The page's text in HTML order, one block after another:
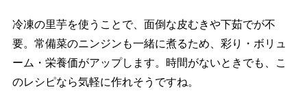
冷凍の里芋を使うことで、面倒な皮むきや下茹でが不
要。常備菜のニンジンも一緒に煮るため、彩り・ボリュ
ーム・栄養価がアップします。時間がないときでも、こ
のレシピなら気軽に作れそうですね。